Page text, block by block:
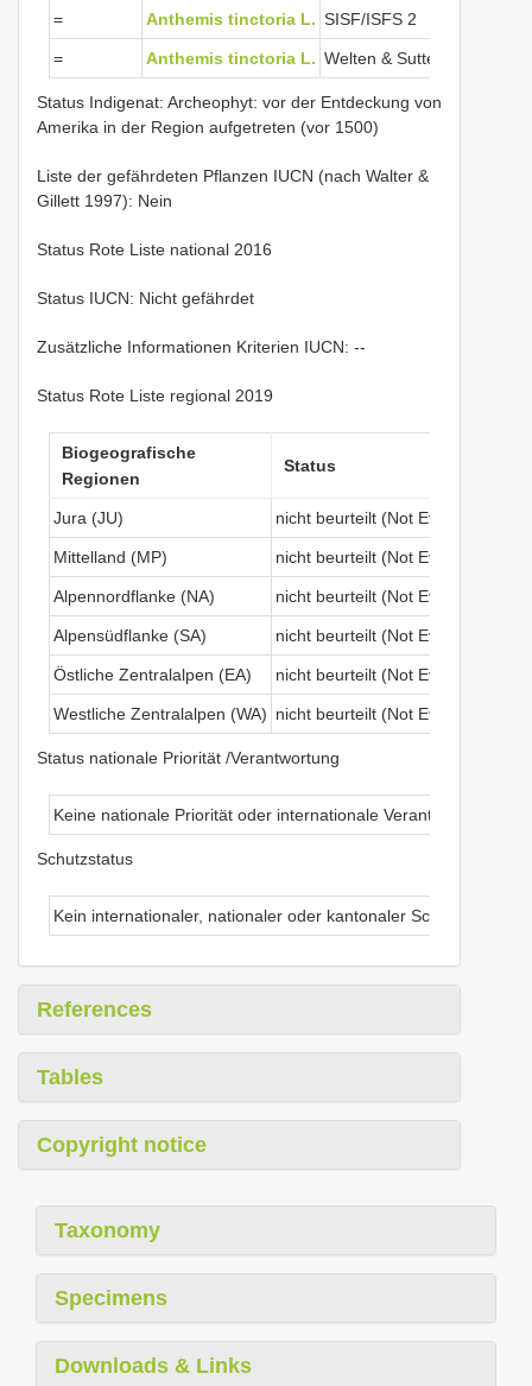
= Anthemis tinctoria L. SISF/ISFS 2
= Anthemis tinctoria L. Welten & Sutter 1982
Status Indigenat: Archeophyt: vor der Entdeckung von
Amerika in der Region aufgetreten (vor 1500)
Liste der gefährdeten Pflanzen IUCN (nach Walter &
Gillett 1997): Nein
Status Rote Liste national 2016
Status IUCN: Nicht gefährdet
Zusätzliche Informationen Kriterien IUCN: --
Status Rote Liste regional 2019
Biogeografische
Regionen
Status
Jura (JU) nicht beurteilt (Not Evaluated)
Mittelland (MP) nicht beurteilt (Not Evaluated)
Alpennordflanke (NA) nicht beurteilt (Not Evaluated)
Alpensüdflanke (SA) nicht beurteilt (Not Evaluated)
Östliche Zentralalpen (EA) nicht beurteilt (Not Evaluated)
Westliche Zentralalpen (WA) nicht beurteilt (Not Evaluated)
Status nationale Priorität /Verantwortung
Keine nationale Priorität oder internationale Verantwortung
Schutzstatus
Kein internationaler, nationaler oder kantonaler Schutz
References
Tables
Copyright notice
Taxonomy
Specimens
Downloads & Links